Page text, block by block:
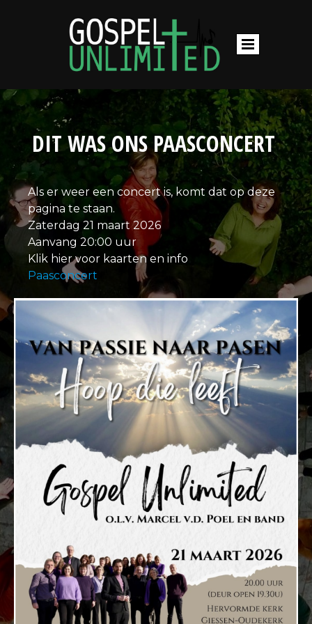
DIT WAS ONS PAASCONCERT
Als er weer een concert is, komt dat op deze
pagina te staan.
Zaterdag 21 maart 2026
Aanvang 20:00 uur
Klik hier voor kaarten en info
Paasconcert